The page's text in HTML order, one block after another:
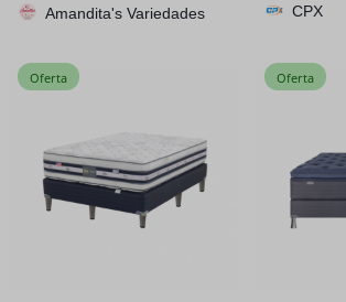
Amandita's Variedades
3D V-Cache
CPX
Oferta Oferta